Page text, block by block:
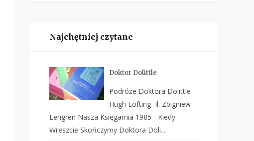
Najchętniej czytane
Doktor Dolittle
Podróże Doktora Dolittle
Hugh Lofting Il. Zbigniew
Lengren Nasza Księgarnia 1985 - Kiedy
Wreszcie Skończymy Doktora Doli...